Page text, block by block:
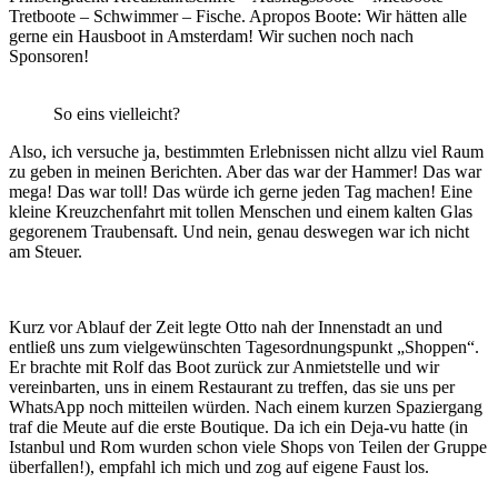
Tretboote – Schwimmer – Fische. Apropos Boote: Wir hätten alle
gerne ein Hausboot in Amsterdam! Wir suchen noch nach
Sponsoren!
So eins vielleicht?
Also, ich versuche ja, bestimmten Erlebnissen nicht allzu viel Raum
zu geben in meinen Berichten. Aber das war der Hammer! Das war
mega! Das war toll! Das würde ich gerne jeden Tag machen! Eine
kleine Kreuzchenfahrt mit tollen Menschen und einem kalten Glas
gegorenem Traubensaft. Und nein, genau deswegen war ich nicht
am Steuer.
Kurz vor Ablauf der Zeit legte Otto nah der Innenstadt an und
entließ uns zum vielgewünschten Tagesordnungspunkt „Shoppen“.
Er brachte mit Rolf das Boot zurück zur Anmietstelle und wir
vereinbarten, uns in einem Restaurant zu treffen, das sie uns per
WhatsApp noch mitteilen würden. Nach einem kurzen Spaziergang
traf die Meute auf die erste Boutique. Da ich ein Deja-vu hatte (in
Istanbul und Rom wurden schon viele Shops von Teilen der Gruppe
überfallen!), empfahl ich mich und zog auf eigene Faust los.